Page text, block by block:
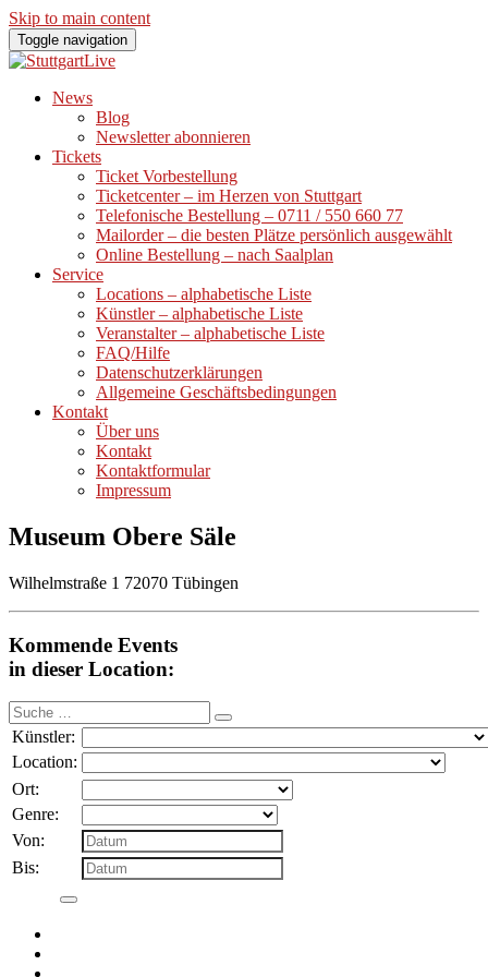
Skip to main content
Toggle navigation
News
Blog
Newsletter abonnieren
Tickets
Ticket Vorbestellung
Ticketcenter – im Herzen von Stuttgart
Telefonische Bestellung – 0711 / 550 660 77
Mailorder – die besten Plätze persönlich ausgewählt
Online Bestellung – nach Saalplan
Service
Locations – alphabetische Liste
Künstler – alphabetische Liste
Veranstalter – alphabetische Liste
FAQ/Hilfe
Datenschutzerklärungen
Allgemeine Geschäftsbedingungen
Kontakt
Über uns
Kontakt
Kontaktformular
Impressum
Museum Obere Säle
Wilhelmstraße 1 72070 Tübingen
Kommende Events
in dieser Location:
Suche
nach:
Künstler:
Location:
Ort:
Genre:
Von:
Bis: